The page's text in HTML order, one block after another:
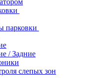
парковки
/ Задние
слепых зон